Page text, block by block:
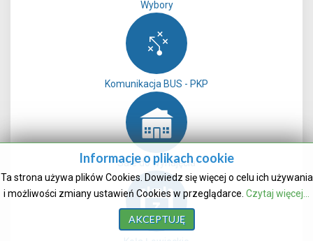
Wybory
Komunikacja BUS - PKP
Sale do wynajęcia
Informacje o plikach cookie
Ta strona używa plików Cookies. Dowiedz się więcej o celu ich używania
i możliwości zmiany ustawień Cookies w przeglądarce. Czytaj więcej...
AKCEPTUJĘ